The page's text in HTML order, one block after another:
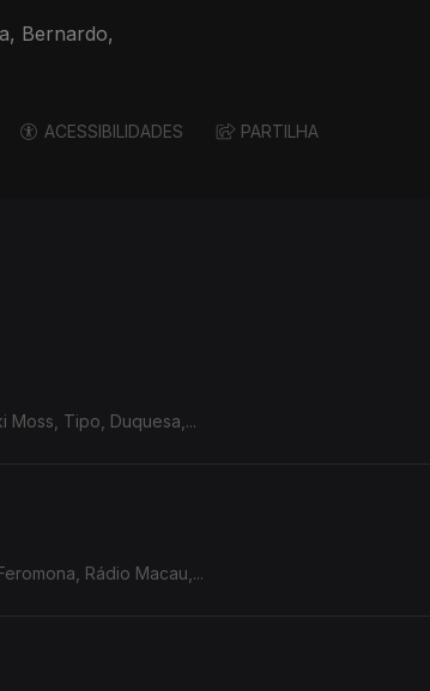
Bernardo,
ACESSIBILIDADES PARTILHA
Moss, Tipo, Duquesa,...
Rádio Macau,...